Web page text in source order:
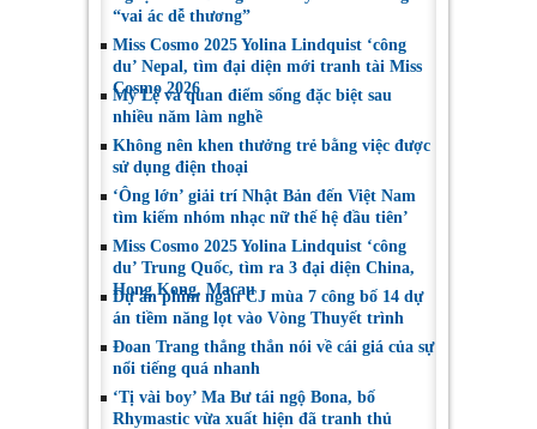
“vai ác dễ thương”
Miss Cosmo 2025 Yolina Lindquist ‘công
du’ Nepal, tìm đại diện mới tranh tài Miss
Cosmo 2026
Mỹ Lệ và quan điểm sống đặc biệt sau
nhiều năm làm nghề
Không nên khen thưởng trẻ bằng việc được
sử dụng điện thoại
‘Ông lớn’ giải trí Nhật Bản đến Việt Nam
tìm kiếm nhóm nhạc nữ thế hệ đầu tiên’
Miss Cosmo 2025 Yolina Lindquist ‘công
du’ Trung Quốc, tìm ra 3 đại diện China,
Hong Kong, Macau
Dự án phim ngắn CJ mùa 7 công bố 14 dự
án tiềm năng lọt vào Vòng Thuyết trình
Đoan Trang thẳng thắn nói về cái giá của sự
nổi tiếng quá nhanh
‘Tị vài boy’ Ma Bư tái ngộ Bona, bố
Rhymastic vừa xuất hiện đã tranh thủ